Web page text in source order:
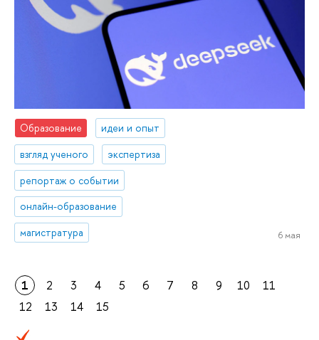
Образование
идеи и опыт
взгляд ученого
экспертиза
репортаж о событии
онлайн-образование
магистратура
6 мая
1 2 3 4 5 6 7 8 9 10
11
12
13 14 15